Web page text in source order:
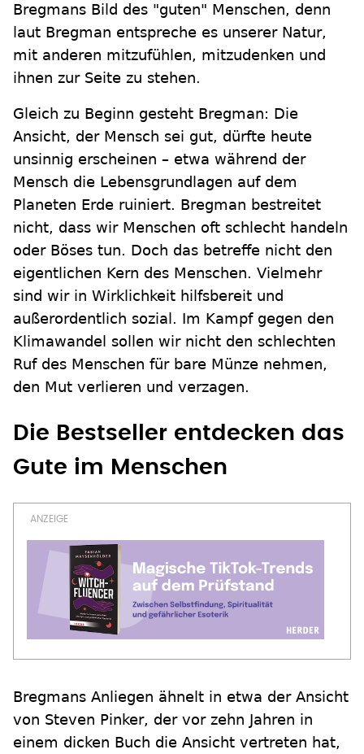
Bregmans Bild des "guten" Menschen, denn
laut Bregman entspreche es unserer Natur,
mit anderen mitzufühlen, mitzudenken und
ihnen zur Seite zu stehen.
Gleich zu Beginn gesteht Bregman: Die
Ansicht, der Mensch sei gut, dürfte heute
unsinnig erscheinen – etwa während der
Mensch die Lebensgrundlagen auf dem
Planeten Erde ruiniert. Bregman bestreitet
nicht, dass wir Menschen oft schlecht handeln
oder Böses tun. Doch das betreffe nicht den
eigentlichen Kern des Menschen. Vielmehr
sind wir in Wirklichkeit hilfsbereit und
außerordentlich sozial. Im Kampf gegen den
Klimawandel sollen wir nicht den schlechten
Ruf des Menschen für bare Münze nehmen,
den Mut verlieren und verzagen.
Die Bestseller entdecken das
Gute im Menschen
Bregmans Anliegen ähnelt in etwa der Ansicht
von Steven Pinker, der vor zehn Jahren in
einem dicken Buch die Ansicht vertreten hat,